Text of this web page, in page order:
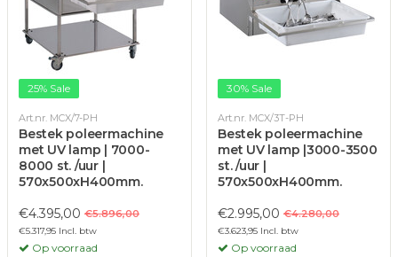
25% Sale
Art.nr. MCX/7-PH
Bestek poleermachine
met UV lamp | 7000-
8000 st. /uur |
570x500xH400mm.
€4.395,00 €5.896,00
€5.317,95 Incl. btw
Op voorraad
30% Sale
Art.nr. MCX/3T-PH
Bestek poleermachine
met UV lamp |3000-3500
st. /uur |
570x500xH400mm.
€2.995,00 €4.280,00
€3.623,95 Incl. btw
Op voorraad